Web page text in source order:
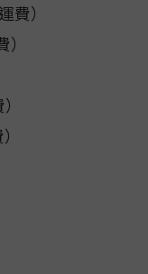
）